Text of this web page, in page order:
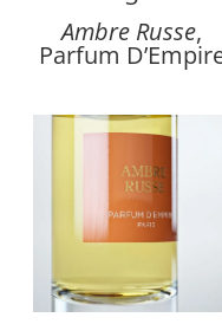
Ambre Russe,
Parfum